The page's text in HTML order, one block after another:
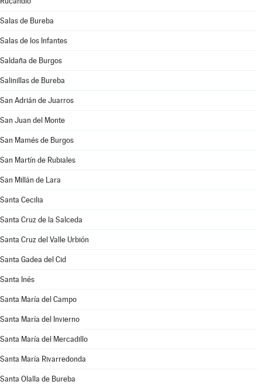
Salas de Bureba
Salas de los Infantes
Saldaña de Burgos
Salinillas de Bureba
San Adrián de Juarros
San Juan del Monte
San Mamés de Burgos
San Martín de Rubiales
San Millán de Lara
Santa Cecilia
Santa Cruz de la Salceda
Santa Cruz del Valle Urbión
Santa Gadea del Cid
Santa Inés
Santa María del Campo
Santa María del Invierno
Santa María del Mercadillo
Santa María Rivarredonda
Santa Olalla de Bureba